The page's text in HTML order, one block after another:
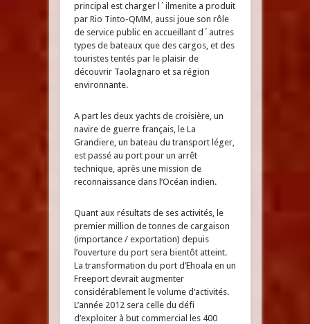
principal est charger l´ilmenite a produit
par Rio Tinto-QMM, aussi joue son rôle
de service public en accueillant d´autres
types de bateaux que des cargos, et des
touristes tentés par le plaisir de
découvrir Taolagnaro et sa région
environnante.
A part les deux yachts de croisière, un
navire de guerre français, le La
Grandiere, un bateau du transport léger,
est passé au port pour un arrêt
technique, après une mission de
reconnaissance dans l’Océan indien.
Quant aux résultats de ses activités, le
premier million de tonnes de cargaison
(importance / exportation) depuis
l’ouverture du port sera bientôt atteint.
La transformation du port d’Ehoala en un
Freeport devrait augmenter
considérablement le volume d’activités.
L’année 2012 sera celle du défi
d’exploiter à but commercial les 400